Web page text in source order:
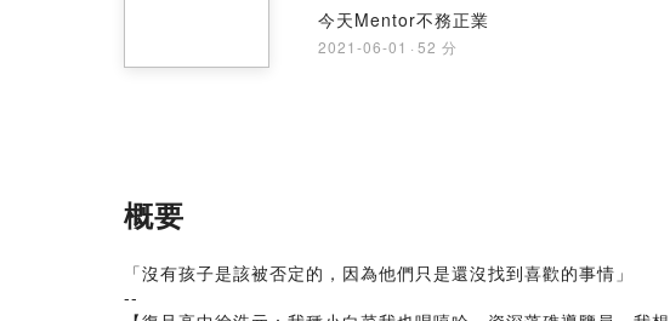
今天Mentor不務正業
2021-06-01 · 52 分
概要
「沒有孩子是該被否定的，因為他們只是還沒找到喜歡的事情」
--